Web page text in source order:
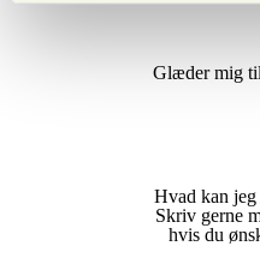
Glæder mig
Hvad kan
Skriv gerne
hvis du